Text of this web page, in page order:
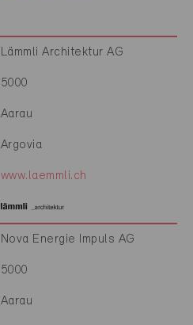
Lämmli Architektur AG
5000
Aarau
Argovia
www.laemmli.ch
Nova Energie Impuls AG
5000
Aarau